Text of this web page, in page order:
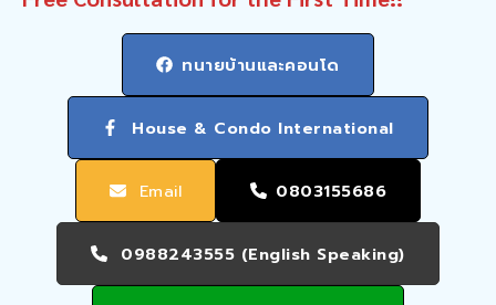
ทนายบ้านและคอนโด
House & Condo International
Email 0803155686
0988243555 (English Speaking)